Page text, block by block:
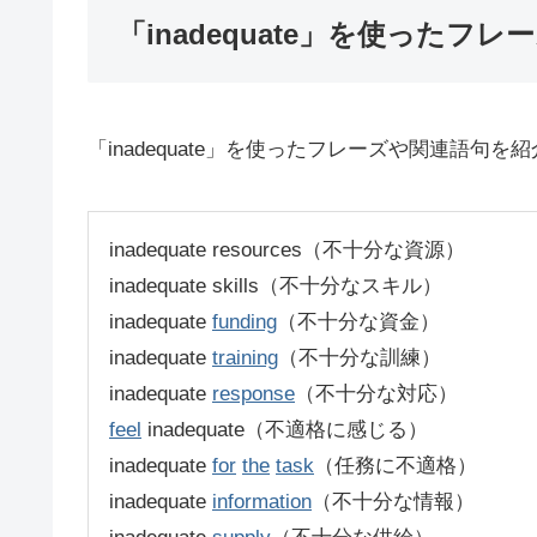
「inadequate」を使ったフレ
「inadequate」を使ったフレーズや関連語句を紹
inadequate resources（不十分な資源）
inadequate skills（不十分なスキル）
inadequate funding （不十分な資金）
inadequate training （不十分な訓練）
inadequate response （不十分な対応）
feel inadequate（不適格に感じる）
inadequate for the task （任務に不適格）
inadequate information （不十分な情報）